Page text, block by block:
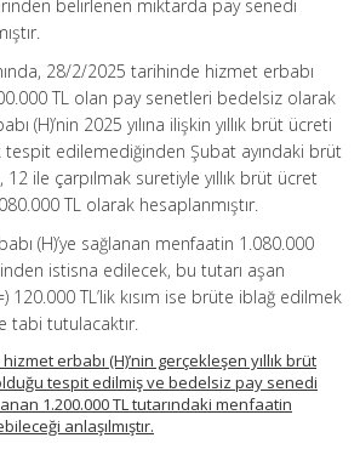
belirlenen miktarda pay senedi
28/2/2025 tarihinde hizmet erbabı
TL olan pay senetleri bedelsiz olarak
(H)’nin 2025 yılına ilişkin yıllık brüt ücreti
edilemediğinden Şubat ayındaki brüt
12 ile çarpılmak suretiyle yıllık brüt ücret
TL olarak hesaplanmıştır.
(H)’ye sağlanan menfaatin 1.080.000
istisna edilecek, bu tutarı aşan
120.000 TL’lik kısım ise brüte iblağ edilmek
tabi tutulacaktır.
erbabı (H)’nin gerçekleşen yıllık brüt
tespit edilmiş ve bedelsiz pay senedi
1.200.000 TL tutarındaki menfaatin
anlaşılmıştır.